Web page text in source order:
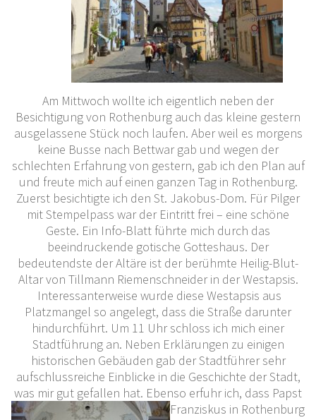
Am Mittwoch wollte ich eigentlich neben der
Besichtigung von Rothenburg auch das kleine gestern
ausgelassene Stück noch laufen. Aber weil es morgens
keine Busse nach Bettwar gab und wegen der
schlechten Erfahrung von gestern, gab ich den Plan auf
und freute mich auf einen ganzen Tag in Rothenburg.
Zuerst besichtigte ich den St. Jakobus-Dom. Für Pilger
mit Stempelpass war der Eintritt frei – eine schöne
Geste. Ein Info-Blatt führte mich durch das
beeindruckende gotische Gotteshaus. Der
bedeutendste der Altäre ist der berühmte Heilig-Blut-
Altar von Tillmann Riemenschneider in der Westapsis.
Interessanterweise wurde diese Westapsis aus
Platzmangel so angelegt, dass die Straße darunter
hindurchführt. Um 11 Uhr schloss ich mich einer
Stadtführung an. Neben Erklärungen zu einigen
historischen Gebäuden gab der Stadtführer sehr
aufschlussreiche Einblicke in die Geschichte der Stadt,
was mir gut gefallen hat. Ebenso erfuhr ich, dass Papst
Franziskus in Rothenburg